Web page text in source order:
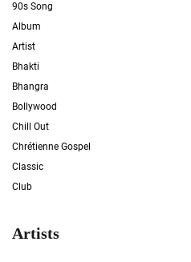
90s Song
Album
Artist
Bhakti
Bhangra
Bollywood
Chill Out
Chrétienne Gospel
Classic
Club
Artists